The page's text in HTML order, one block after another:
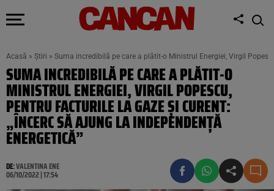
Acasă » Știri » Suma incredibilă pe care a plătit-o Ministrul Energiei, Virgil
SUMA INCREDIBILĂ PE CARE A PLĂTIT-O
MINISTRUL ENERGIEI, VIRGIL POPESCU,
PENTRU FACTURILE LA GAZE ȘI CURENT:
„ÎNCERC SĂ AJUNG LA INDEPENDENȚĂ
ENERGETICĂ”
DE:VALENTINA ENE
06/10/2022 | 17:54